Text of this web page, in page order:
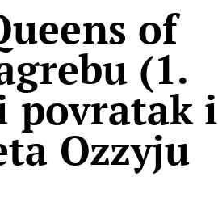
of
(1.
povratak i
Ozzyju